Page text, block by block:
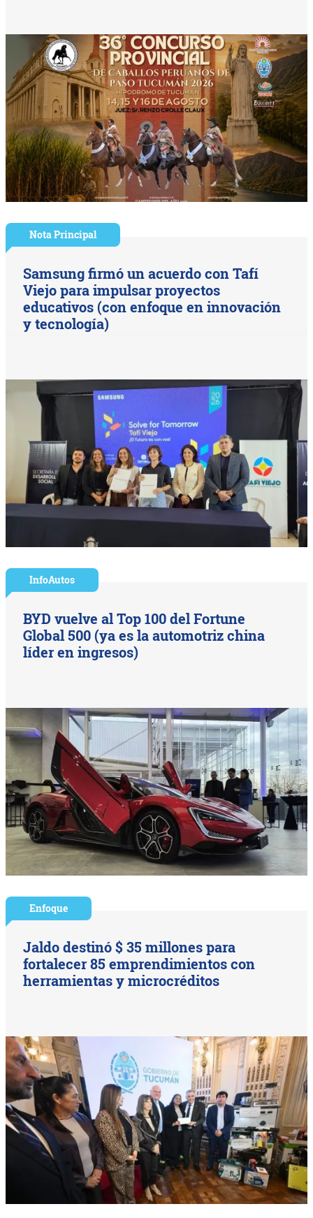
Nota Principal
Samsung firmó un acuerdo con Tafí
Viejo para impulsar proyectos
educativos (con enfoque en innovación
y tecnología)
InfoAutos
BYD vuelve al Top 100 del Fortune
Global 500 (ya es la automotriz china
líder en ingresos)
Enfoque
Jaldo destinó $ 35 millones para
fortalecer 85 emprendimientos con
herramientas y microcréditos